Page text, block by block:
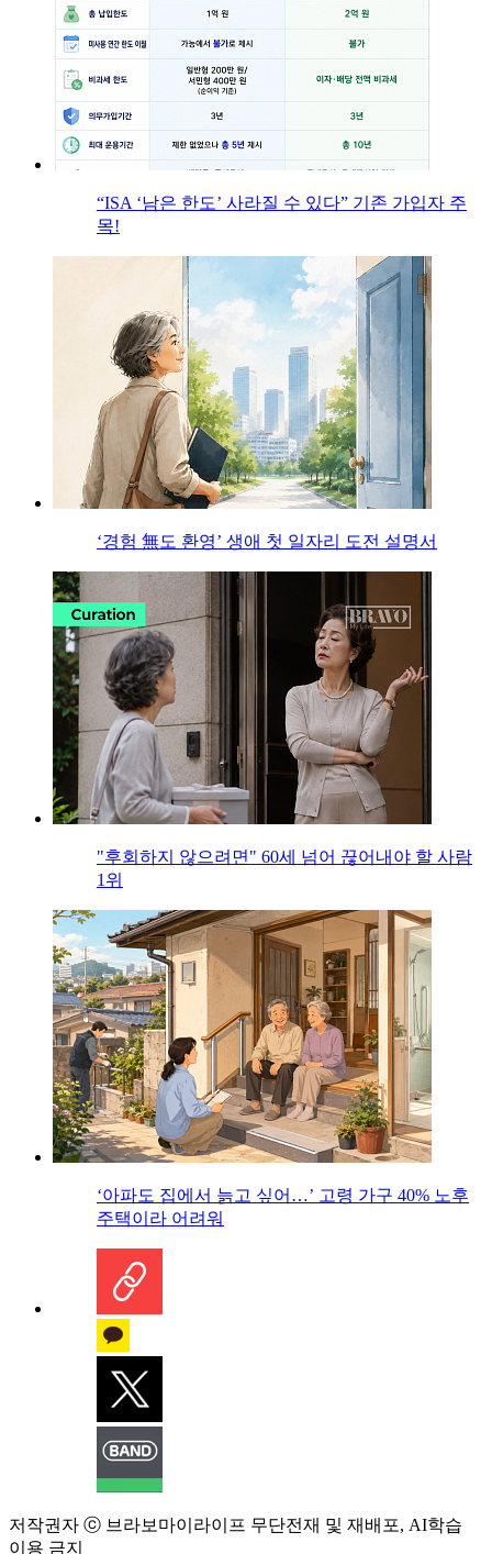
“ISA ‘남은 한도’ 사라질 수 있다” 기존 가입자 주
목!
‘경험 無도 환영’ 생애 첫 일자리 도전 설명서
"후회하지 않으려면" 60세 넘어 끊어내야 할 사람
1위
‘아파도 집에서 늙고 싶어…’ 고령 가구 40% 노후
주택이라 어려워
저작권자 ⓒ 브라보마이라이프 무단전재 및 재배포, AI학습
이용 금지